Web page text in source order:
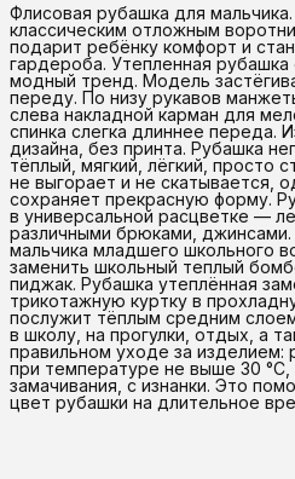
Флисовая рубашка для
классическим отложным
подарит ребёнку комфорт и
гардероба. Утепленная
модный тренд. Модель
переду. По низу рукавов
слева накладной карман для
спинка слегка длиннее переда.
дизайна, без принта. Рубашка
тёплый, мягкий, лёгкий, просто
не выгорает и не скатывается,
сохраняет прекрасную форму.
в универсальной расцветке —
различными брюками,
мальчика младшего школьного
заменить школьный теплый
пиджак. Рубашка утеплённая
трикотажную куртку в
послужит тёплым средним
в школу, на прогулки, отдых, а
правильном уходе за изделием:
при температуре не выше 30
замачивания, с изнанки. Это
цвет рубашки на длительное